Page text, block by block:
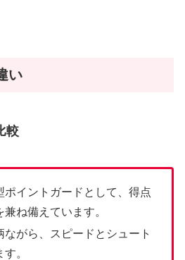
い
較
ポイントガードとして、得点
ね備えています。
ながら、スピードとシュート
。